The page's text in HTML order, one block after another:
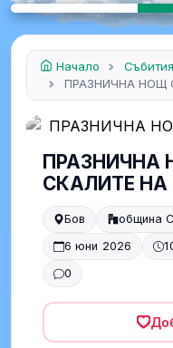
Начало
ПРАЗНИЧНА НОЩ
ПРАЗНИЧНА
СКАЛИТЕ НА
Бов
община
6 юни 2026
0